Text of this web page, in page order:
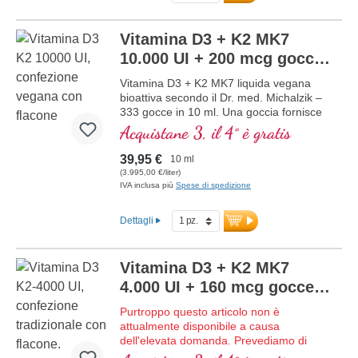
contribuisce alla normale funzione
muscolare e alla normale funzione del
sistema immunitario. Prodotto in
Germania senza ingegneria genetica, in
produzione propria controllata attiva da
25 anni, vegetariano senza additivi e
testato in laboratorio. Sviluppato da
medici.
maggiori informazioni su Vitamina
D3 + K2
Vitamina D3 + K2 MK7
10.000 UI + 200 mcg gocce
veganeNUOVO
Vitamina D3 + K2 MK7 liquida vegana
bioattiva secondo il Dr. med. Michalzik –
333 gocce in 10 ml. Una goccia fornisce
10.000 IE di vitamina D3 e 200 μg di K2
(MK7 all-trans). Massima qualità
premium da licheni di alta qualità
controllati (non da alghe!) in
combinazione ottimale con la forma K2
puramente vegetale 100% vegana.
Disciolta in olio di cocco MCT protettivo,
ottimale supporta il mantenimento di
ossa normali, contribuisce alla normale
funzione muscolare e alla normale
funzione del sistema immunitario.
Prodotto in Germania senza ingegneria
genetica, in una produzione propria
Acquistane 3, il 4° è gratis
39,95 € 10 ml
(3.995,00 €/liter)
IVA inclusa più Spese di spedizione
Dettagli
Vitamina D3 + K2 MK7
4.000 UI + 160 mcg gocce
NUOVO
Purtroppo questo articolo non è
attualmente disponibile a causa
dell'elevata domanda. Prevediamo di
ricevere nuova merce nella settimana